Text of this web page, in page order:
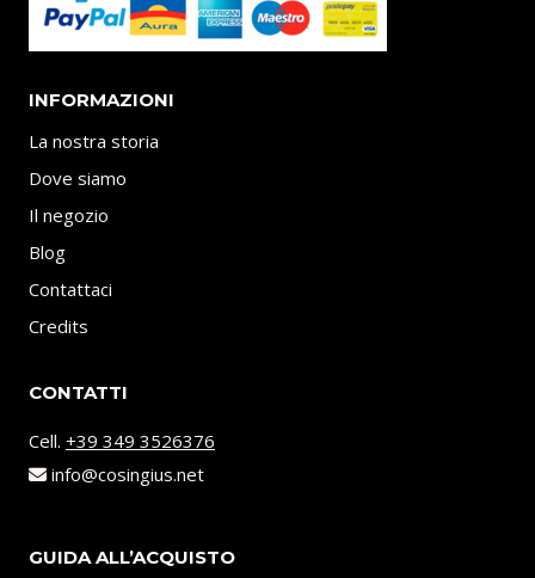
INFORMAZIONI
La nostra storia
Dove siamo
Il negozio
Blog
Contattaci
Credits
CONTATTI
Cell. +39 349 3526376
info@cosingius.net
GUIDA ALL’ACQUISTO